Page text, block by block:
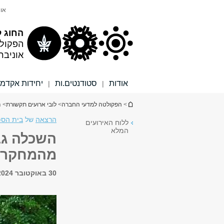
החוג
אודות | סטודנטים.ות | יחידות
הינך נמצא כאן
> הפקולטה למדעי החברה> לובי ארועים תקשורת>
ללוח האירועים
המלא
הרצאה של בית
השכלה
מהמחקר
30 באוקטובר 2024, 14:30